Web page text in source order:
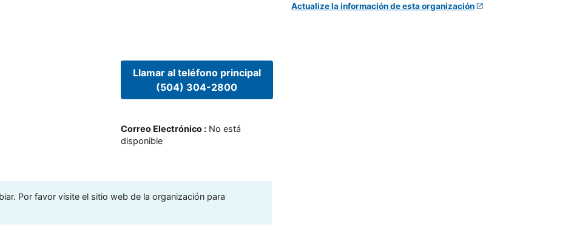
Llamar al teléfono principal
(504) 304-2800
Correo Electrónico: No está
disponible
Por favor visite el sitio web de la organización para
Actualize la información de esta organización